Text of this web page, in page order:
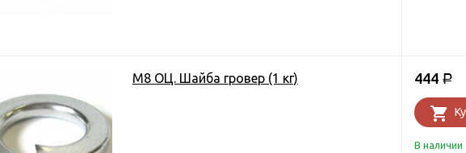
М8 ОЦ. Шайба гровер (1 кг) 444 Р
В наличии